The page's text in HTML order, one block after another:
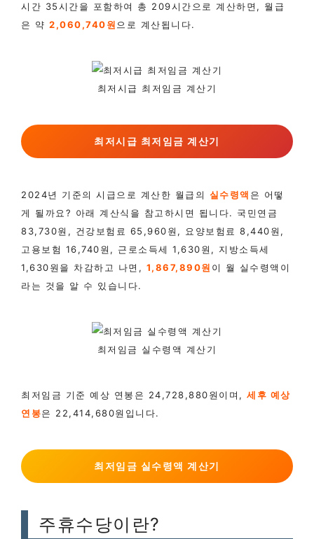
시간 35시간을 포함하여 총 209시간으로 계산하면, 월급
은 약 2,060,740원 으로 계산됩니다.
최저시급 최저임금 계산기
최저시급 최저임금 계산기
2024년 기준의 시급으로 계산한 월급의 실수령액 은 어떻
게 될까요? 아래 계산식을 참고하시면 됩니다. 국민연금
83,730원, 건강보험료 65,960원, 요양보험료 8,440원,
고용보험 16,740원, 근로소득세 1,630원, 지방소득세
1,630원을 차감하고 나면, 1,867,890원 이 월 실수령액이
라는 것을 알 수 있습니다.
최저임금 실수령액 계산기
최저임금 기준 예상 연봉은 24,728,880원이며, 세후 예상
연봉은 22,414,680원입니다.
최저임금 실수령액 계산기
주휴수당이란?